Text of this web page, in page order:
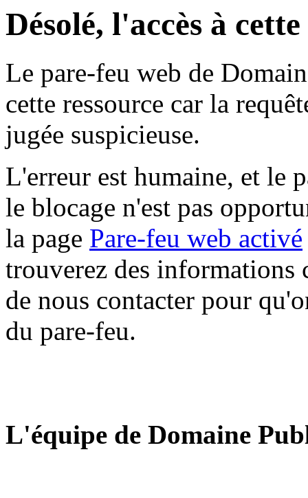
Désolé, l'accès à
Le pare-feu web de
cette ressource car la
jugée suspicieuse.
L'erreur est humaine, et le
le blocage n'est pas
la page Pare-feu web activé
trouverez des informations
de nous contacter pour
du pare-feu.
L'équipe de Domaine